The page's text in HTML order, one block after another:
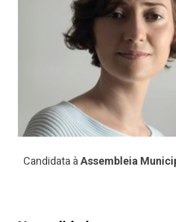
Candidata à Assembleia